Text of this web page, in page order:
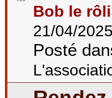
Bob le
21/04/
Posté